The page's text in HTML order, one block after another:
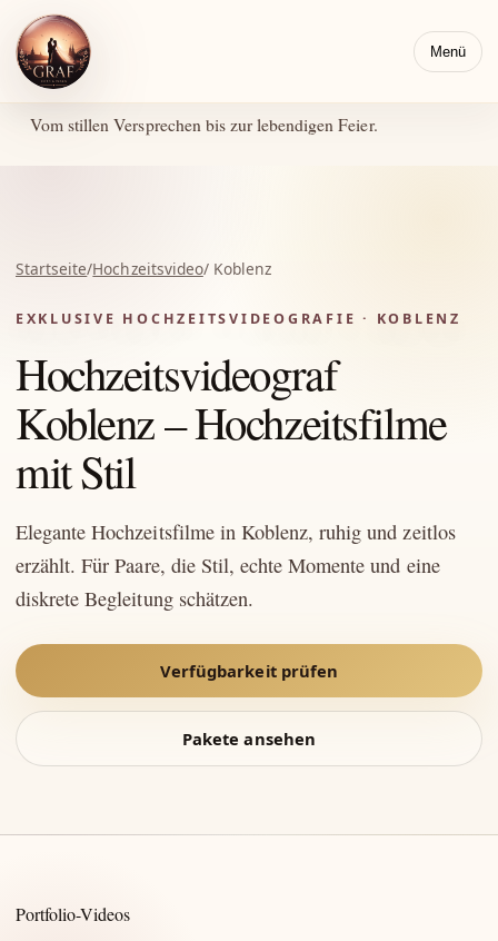
Menü
Vom stillen Versprechen bis zur lebendigen Feier.
Startseite/Hochzeitsvideo/ Koblenz
EXKLUSIVE HOCHZEITSVIDEOGRAFIE · KOBLENZ
Hochzeitsvideograf
Koblenz – Hochzeitsfilme
mit Stil
Elegante Hochzeitsfilme in Koblenz, ruhig und zeitlos
erzählt. Für Paare, die Stil, echte Momente und eine
diskrete Begleitung schätzen.
Verfügbarkeit prüfen
Pakete ansehen
Portfolio-Videos